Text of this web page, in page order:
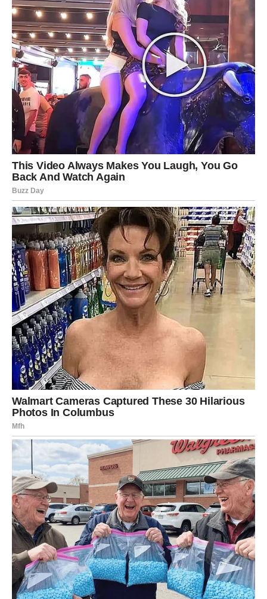
U ljubavi ih očekuje veoma ozbiljan razgovor. Neko će
želeti da popravi odnos sa njima i pokaže koliko mu je
stalo.
Ali najveće iznenađenje tek dolazi – upravo su Jarčevi
jedan od dva znaka kojima se može ostvariti najveća
životna želja! Ono što su mislili da je nemoguće sada
postaje veoma blizu. Sudbina im otvara vrata potpuno
novog života.
Vodolija
Vodolije će tokom ovog perioda imati osećaj da ih život
vodi ka nečemu velikom. Njihova intuicija će biti
neverovatno jaka i pomoći će im da donesu prave odluke.
U ljubavi dolazi do iskrenih emocija i važnih razgovora.
Moguće je novo poznanstvo koje će im potpuno
promeniti pogled na ljubav.
Na poslu ih očekuju promene koje na prvi pogled mogu
delovati zbunjujuće, ali će kasnije shvatiti da su bile
neophodne.
Vodolije sada moraju da veruju sebi i da ne odustaju od
svojih ciljeva.
Ribe
Ribe će tokom ovih dana biti posebno povezane sa
svojom intuicijom i emocijama. One će osećati da dolazi
nešto veliko i neće pogrešiti.
Ljubavni život ulazi u veoma važnu fazu. Neko će konačno
skupiti hrabrost da im kaže istinu. Ribe koje pate zbog
prošlosti mogu doživeti veliko emotivno iznenađenje.